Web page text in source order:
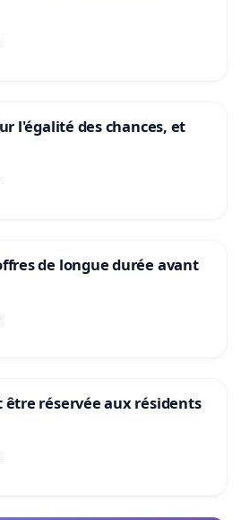
l'égalité des chances, et
de longue durée avant
réservée aux résidents